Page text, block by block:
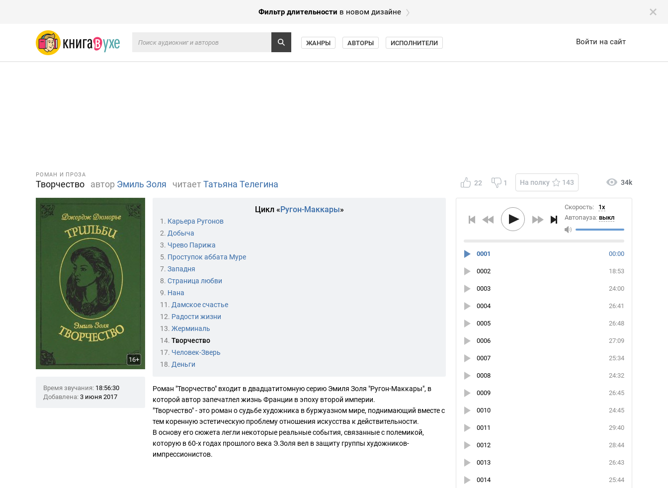
Фильтр длительности в новом дизайне
Войти на сайт
ЖАНРЫ АВТОРЫ ИСПОЛНИТЕЛИ
22 1 На полку 143 34k
Скорость:
1x
Автопауза: выкл
00:00
0001
18:53
0002
24:00
0003
26:41
0004
26:48
0005
27:09
0006
25:34
0007
24:32
0008
26:45
0009
24:45
0010
29:40
0011
28:44
0012
26:43
0013
25:44
0014
РОМАН И ПРОЗА
Творчество автор Эмиль Золя читаетТатьяна Телегина
16+
Время звучания: 18:56:30
Добавлена: 3 июня 2017
Цикл «Ругон-Маккары»
1. Карьера Ругонов
2. Добыча
3. Чрево Парижа
5. Проступок аббата Муре
7. Западня
8. Страница любви
9. Нана
11. Дамское счастье
12. Радости жизни
13. Жерминаль
14. Творчество
17. Человек-Зверь
18. Деньги
Роман "Творчество" входит в двадцатитомную серию Эмиля Золя "Ругон-Маккары", в
которой автор запечатлел жизнь Франции в эпоху второй империи.
"Творчество" - это роман о судьбе художника в буржуазном мире, поднимающий вместе с
тем коренную эстетическую проблему отношения искусства к действительности.
В основу его сюжета легли некоторые реальные события, связанные с полемикой,
которую в 60-х годах прошлого века Э.Золя вел в защиту группы художников-
импрессионистов.